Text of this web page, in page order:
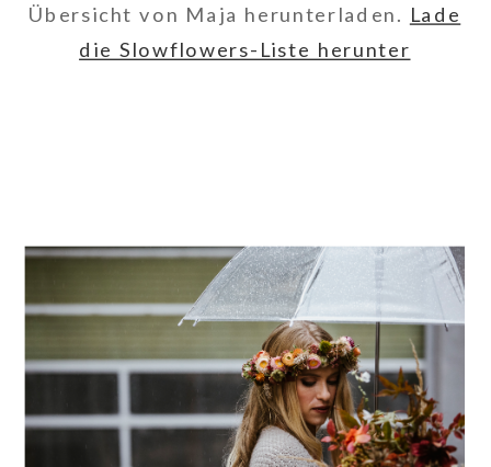
Übersicht von Maja herunterladen. Lade
die Slowflowers-Liste herunter